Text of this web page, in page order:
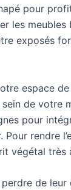
pour
les
exposés
espace
de votre
pour
rendre
végétal très
de